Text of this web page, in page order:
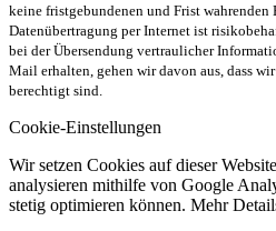
keine fristgebundenen und Frist
Datenübertragung per Internet ist
bei der Übersendung vertraulicher
Mail erhalten, gehen wir davon aus, dass
berechtigt sind.
Cookie-Einstellungen
Wir setzen Cookies auf dieser
analysieren mithilfe von Google
stetig optimieren können. Mehr